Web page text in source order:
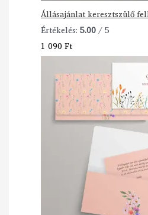
Állásajánlat keresztszülő
Értékelés:5.00/ 5
1 090Ft